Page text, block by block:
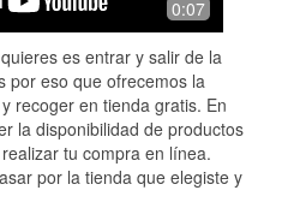
0:07
es entrar y salir de la
por eso que ofrecemos la
recoger en tienda gratis. En
la disponibilidad de productos
tu compra en línea.
por la tienda que elegiste y